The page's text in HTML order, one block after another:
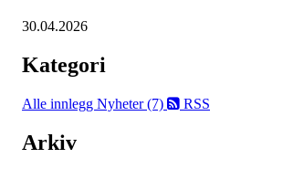
30.04.2026
Kategori
Alle innlegg Nyheter (7) RSS
Arkiv